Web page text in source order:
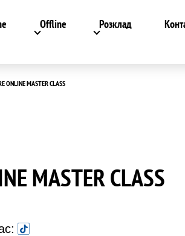
Offline Розклад
ONLINE MASTER CLASS
MASTER CLASS